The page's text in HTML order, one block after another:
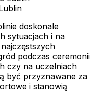
doskonale
sytuacjach i na
podczas ceremonii
czy na uczelniach
być przyznawane za
i stanowią